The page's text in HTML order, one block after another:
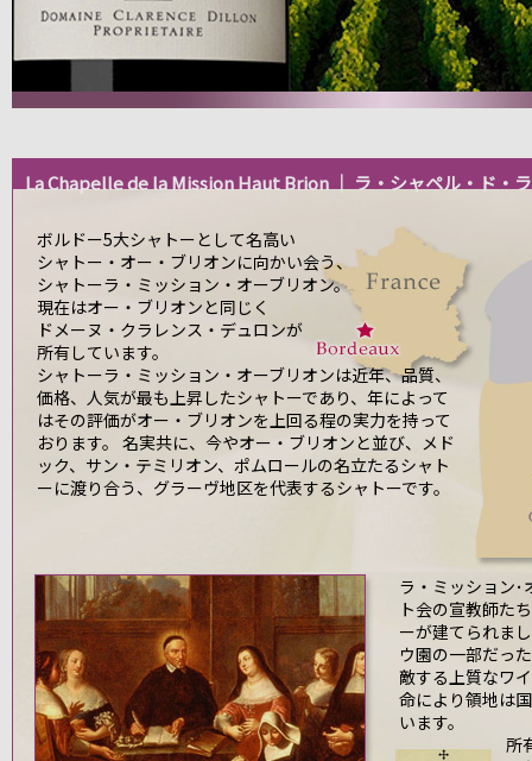
La Chapelle de la Mission Haut Brion ｜ ラ・シャペル・ド・
ボルドー5大シャトーとして名高い
シャトー・オー・ブリオンに向かい会う、
シャトーラ・ミッション・オーブリオン。
現在はオー・ブリオンと同じく
ドメーヌ・クラレンス・デュロンが
所有しています。
シャトーラ・ミッション・オーブリオンは近年、品質、
価格、人気が最も上昇したシャトーであり、年によって
はその評価がオー・ブリオンを上回る程の実力を持って
おります。 名実共に、今やオー・ブリオンと並び、メド
ック、サン・テミリオン、ポムロールの名立たるシャト
ーに渡り合う、グラーヴ地区を代表するシャトーです。
ラ・ミッション･
ト会の宣教師た
ーが建てられま
ウ園の一部だっ
敵する上質なワ
命により領地は
います。
所